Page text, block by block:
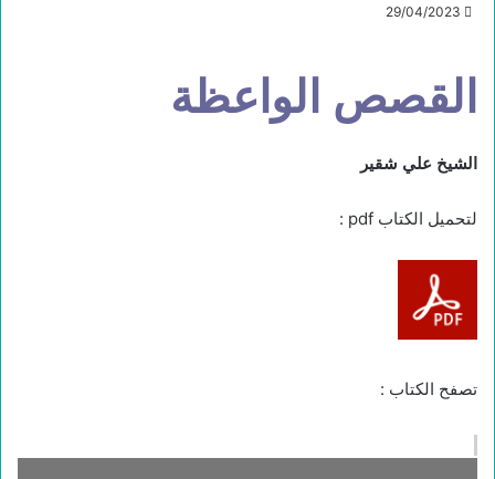
29/04/2023
القصص الواعظة
الشيخ علي شقير
لتحميل الكتاب pdf :
تصفح الكتاب :